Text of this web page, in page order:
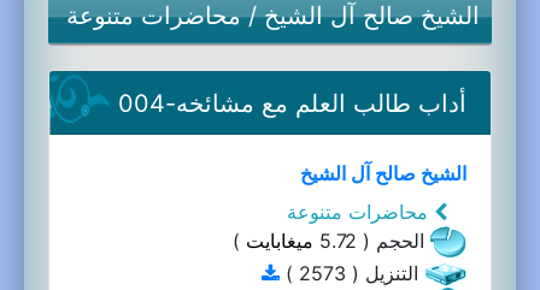
الشيخ صالح آل الشيخ/محاضرات متنوعة
أداب طالب العلم مع مشائخه-004
الشيخ صالح آل الشيخ
محاضرات متنوعة
الحجم ( 5.72
ميغابايت )
التنزيل ( 2573 )